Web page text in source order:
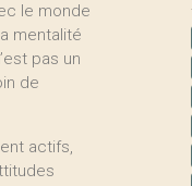
le monde
mentalité
pas un
de
actifs,